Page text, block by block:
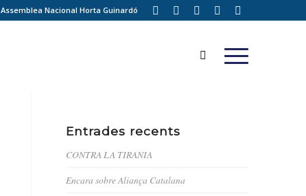
Assemblea Nacional Horta Guinardó
Entrades recents
CONTRA LA TIRANIA
Encara sobre Aliança Catalana